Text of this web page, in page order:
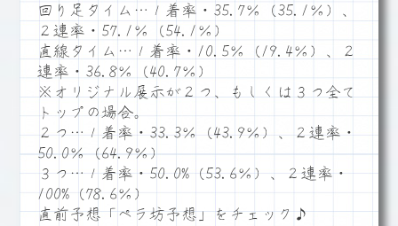
回り足タイム…１着率・35.7％（35.1％）、
２連率・57.1％（54.1％）
直線タイム…１着率・10.5％（19.4％）、２
連率・36.8％（40.7％）
※オリジナル展示が２つ、もしくは３つ全て
トップの場合。
２つ…１着率・33.3％（43.9％）、２連率・
50.0％（64.9％）
３つ…１着率・50.0%（53.6％）、２連率・
100%（78.6％）
直前予想「ペラ坊予想」をチェック♪